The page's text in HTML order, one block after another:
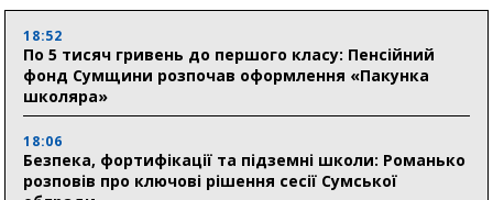
18:52
По 5 тисяч гривень до першого класу: Пенсійний
фонд Сумщини розпочав оформлення «Пакунка
школяра»
18:06
Безпека, фортифікації та підземні школи: Романько
розповів про ключові рішення сесії Сумської